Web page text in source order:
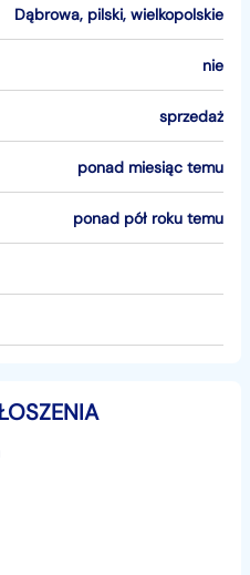
Dąbrowa, pilski, wielkopolskie
nie
sprzedaż
ponad miesiąc temu
ponad pół roku temu